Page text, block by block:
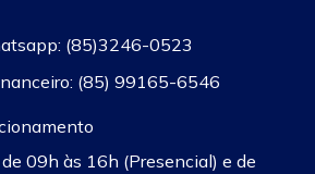
(85)3246-0523
(85) 99165-6546
09h às 16h (Presencial) e de